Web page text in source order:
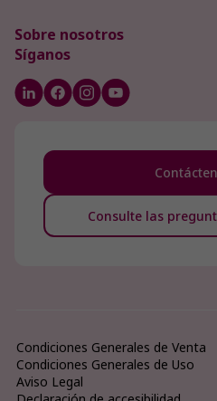
Sobre nosotros
Síganos
Consulte las
Condiciones Generales de Venta
Condiciones Generales de Uso
Aviso Legal